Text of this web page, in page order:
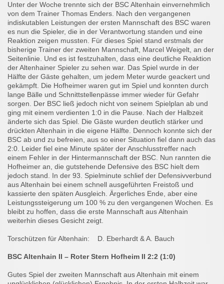
Unter der Woche trennte sich der BSC Altenhain einvernehmlich
von dem Trainer Thomas Enders. Nach den vergangenen
indiskutablen Leistungen der ersten Mannschaft des BSC waren
es nun die Spieler, die in der Verantwortung standen und eine
Reaktion zeigen mussten. Für dieses Spiel stand erstmals der
bisherige Trainer der zweiten Mannschaft, Marcel Weigelt, an der
Seitenlinie. Und es ist festzuhalten, dass eine deutliche Reaktion
der Altenhainer Spieler zu sehen war. Das Spiel wurde in der
Hälfte der Gäste gehalten, um jedem Meter wurde geackert und
gekämpft. Die Hofheimer waren gut im Spiel und konnten durch
lange Bälle und Schnittstellenpässe immer wieder für Gefahr
sorgen. Der BSC ließ jedoch nicht von seinem Spielplan ab und
ging mit einem verdienten 1:0 in die Pause. Nach der Halbzeit
änderte sich das Spiel. Die Gäste wurden deutlich stärker und
drückten Altenhain in die eigene Hälfte. Dennoch konnte sich der
BSC ab und zu befreien, aus so einer Situation fiel dann auch das
2:0. Leider fiel eine Minute später der Anschlusstreffer nach
einem Fehler in der Hintermannschaft der BSC. Nun rannten die
Hofheimer an, die gutstehende Defensive des BSC hielt dem
jedoch stand. In der 93. Spielminute schlief der Defensivverbund
aus Altenhain bei einem schnell ausgeführten Freistoß und
kassierte den späten Ausgleich. Ärgerliches Ende, aber eine
Leistungssteigerung um 100 % zu den vergangenen Wochen. Es
bleibt zu hoffen, dass die erste Mannschaft aus Altenhain
weiterhin dieses Gesicht zeigt.
Torschützen für Altenhain: D. Eberhardt & A. Bauch
BSC Altenhain II – Roter Stern Hofheim II 2:2 (1:0)
Gutes Spiel der zweiten Mannschaft aus Altenhain mit einem